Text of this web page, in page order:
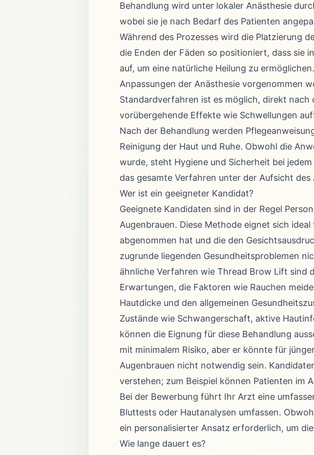
Behandlung wird unter lokaler Anästhesie
wobei sie je nach Bedarf des Patienten
Während des Prozesses wird die Platzierung
die Enden der Fäden so positioniert, dass sie
auf, um eine natürliche Heilung zu
Anpassungen der Anästhesie vorgenommen
Standardverfahren ist es möglich, direkt
vorübergehende Effekte wie Schwellungen
Nach der Behandlung werden
Reinigung der Haut und Ruhe. Obwohl die
wurde, steht Hygiene und Sicherheit bei
das gesamte Verfahren unter der Aufsicht
Wer ist ein geeigneter Kandidat?
Geeignete Kandidaten sind in der Regel
Augenbrauen. Diese Methode eignet sich
abgenommen hat und die den
zugrunde liegenden Gesundheitsproblemen
ähnliche Verfahren wie Thread Brow Lift sind
Erwartungen, die Faktoren wie Rauchen
Hautdicke und den allgemeinen
Zustände wie Schwangerschaft, aktive
können die Eignung für diese Behandlung
mit minimalem Risiko, aber er könnte für
Augenbrauen nicht notwendig sein.
verstehen; zum Beispiel können Patienten im
Bei der Bewerbung führt Ihr Arzt eine
Bluttests oder Hautanalysen umfassen.
ein personalisierter Ansatz erforderlich, um
Wie lange dauert es?